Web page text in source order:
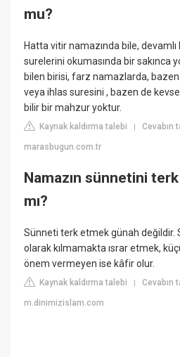
mu?
Hatta vitir namazında bile,
surelerini okumasında bir sakınca
bilen birisi, farz namazlarda,
veya ihlas suresini , bazen de
bilir bir mahzur yoktur.
Kaynak kaldırma talebi |Cevabın
marasbugun.com.tr
Namazın sünnetini
mı?
Sünneti terk etmek günah değildir.
olarak kılmamakta ısrar etmek,
önem vermeyen ise kâfir olur.
Kaynak kaldırma talebi |Cevabın
m.dinimizislam.com